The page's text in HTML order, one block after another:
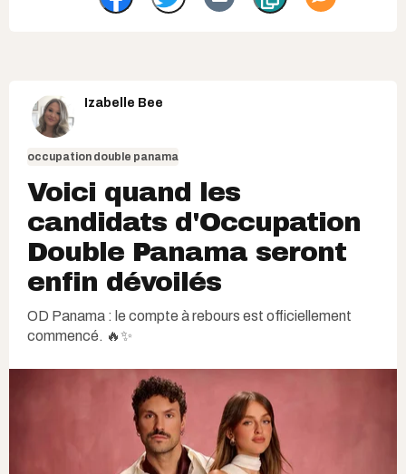
Izabelle Bee
occupation double panama
Voici quand les
candidats d'Occupation
Double Panama seront
enfin dévoilés
OD Panama : le compte à rebours est officiellement
commencé. 🔥✨